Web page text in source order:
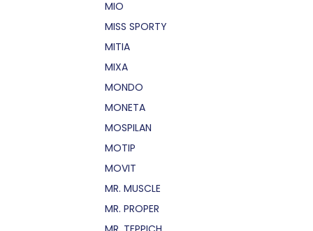
MIO
MISS SPORTY
MITIA
MIXA
MONDO
MONETA
MOSPILAN
MOTIP
MOVIT
MR. MUSCLE
MR. PROPER